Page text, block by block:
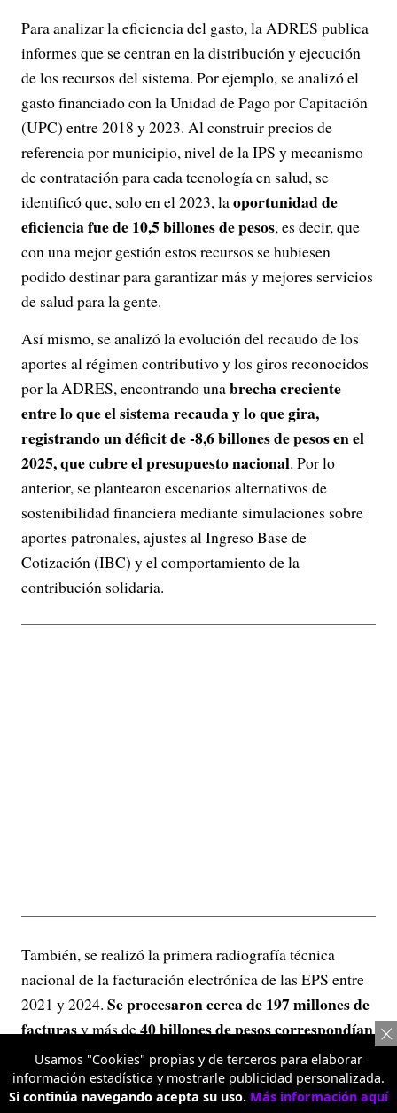
Para analizar la eficiencia del gasto, la ADRES publica
informes que se centran en la distribución y ejecución
de los recursos del sistema. Por ejemplo, se analizó el
gasto financiado con la Unidad de Pago por Capitación
(UPC) entre 2018 y 2023. Al construir precios de
referencia por municipio, nivel de la IPS y mecanismo
de contratación para cada tecnología en salud, se
identificó que, solo en el 2023, laoportunidad de
eficiencia fue de 10,5 billones de pesos, es decir, que
con una mejor gestión estos recursos se hubiesen
podido destinar para garantizar más y mejores servicios
de salud para la gente.
Así mismo, se analizó la evolución del recaudo de los
aportes al régimen contributivo y los giros reconocidos
por la ADRES, encontrando unabrecha creciente
entre lo que el sistema recauda y lo que gira,
registrando un déficit de -8,6 billones de pesos en el
2025, que cubre el presupuesto nacional. Por lo
anterior, se plantearon escenarios alternativos de
sostenibilidad financiera mediante simulaciones sobre
aportes patronales, ajustes al Ingreso Base de
Cotización (IBC) y el comportamiento de la
contribución solidaria.
También, se realizó la primera radiografía técnica
nacional de la facturación electrónica de las EPS entre
2021 y 2024. Se procesaron cerca de 197 millones de
facturasy más de40 billones de pesos correspondían
a registros duplicados, mientras el total de la
facturación resultaba insuficiente para sustentar los
recursos girados por ADRES a las EPS por concepto
Usamos "Cookies" propias y de terceros para elaborar
información estadística y mostrarle publicidad personalizada.
Si continúa navegando acepta su uso. Más información aquí